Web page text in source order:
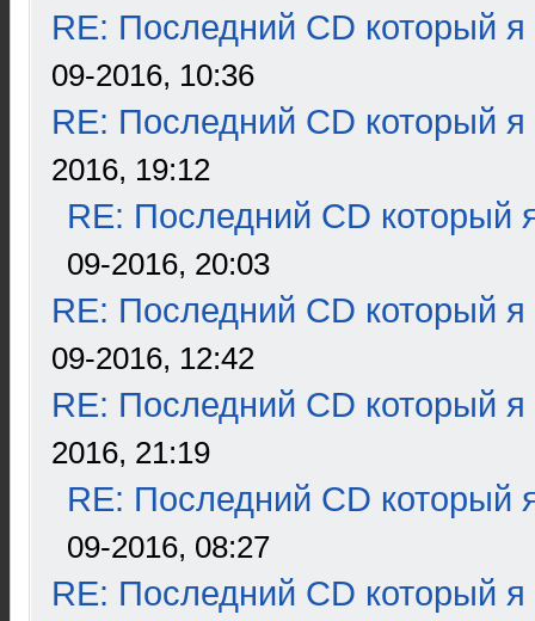
RE: Последний CD который я
09-2016, 10:36
RE: Последний CD который я
2016, 19:12
RE: Последний CD который
09-2016, 20:03
RE: Последний CD который я
09-2016, 12:42
RE: Последний CD который я
2016, 21:19
RE: Последний CD который
09-2016, 08:27
RE: Последний CD который я